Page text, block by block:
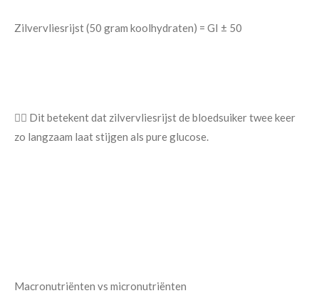
Zilvervliesrijst (50 gram koolhydraten) = GI ± 50
👉🏿 Dit betekent dat zilvervliesrijst de bloedsuiker twee keer
zo langzaam laat stijgen als pure glucose.
Macronutriënten vs micronutriënten